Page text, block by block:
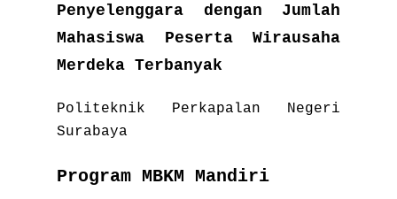
Penyelenggara dengan Jumlah
Mahasiswa Peserta Wirausaha
Merdeka Terbanyak
Politeknik Perkapalan Negeri
Surabaya
Program MBKM Mandiri